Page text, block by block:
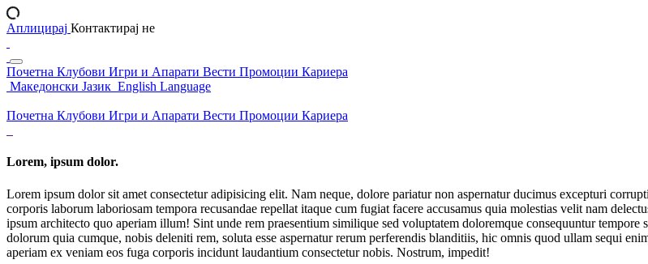
Аплицирај Контактирај не
Почетна Клубови Игри и Апарати Вести Промоции Кариера
Македонски Јазик English Language
Почетна Клубови Игри и Апарати Вести Промоции Кариера
Lorem, ipsum dolor.
Lorem ipsum dolor sit amet consectetur adipisicing elit. Nam neque, dolore pariatur non aspernatur ducimus excepturi
corporis laborum laboriosam tempora recusandae repellat itaque cum fugiat facere accusamus quia molestias velit nam
ipsum architecto quo aperiam illum! Sint unde rem praesentium similique sed voluptatem doloremque consequuntur
dolorum quia cumque, nobis deleniti rem, soluta esse aspernatur rerum perferendis blanditiis, hic omnis quod ullam sequi
aperiam ex veniam eos fuga corporis incidunt laudantium consectetur nobis. Nostrum, impedit!